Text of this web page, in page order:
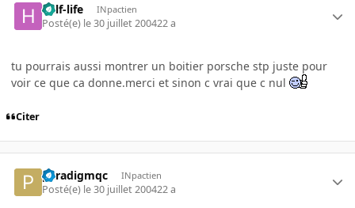
half-life INpactien
Posté(e) le 30 juillet 200422 a
tu pourrais aussi montrer un boitier porsche stp juste pour
voir ce que ca donne.merci et sinon c vrai que c nul
Citer
paradigmqc INpactien
Posté(e) le 30 juillet 200422 a